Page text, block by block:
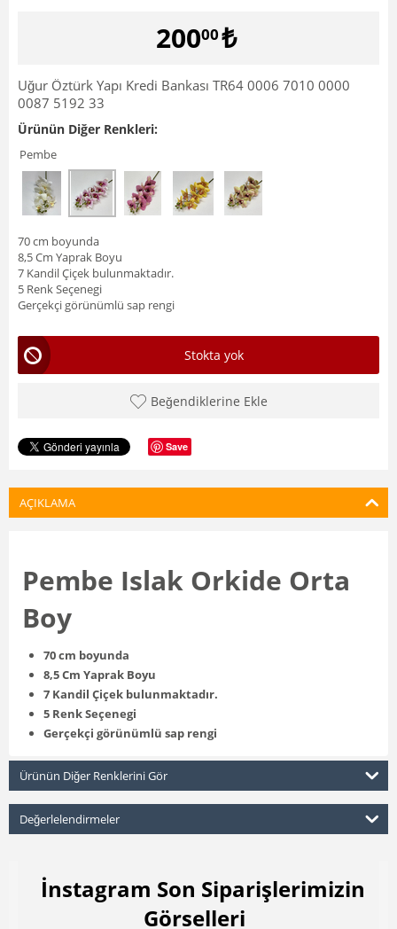
20000₺
Uğur Öztürk Yapı Kredi Bankası TR64 0006 7010 0000
0087 5192 33
Ürünün Diğer Renkleri:
Pembe
70 cm boyunda
8,5 Cm Yaprak Boyu
7 Kandil Çiçek bulunmaktadır.
5 Renk Seçenegi
Gerçekçi görünümlü sap rengi
Stokta yok
Beğendiklerine Ekle
Save
AÇIKLAMA
Pembe Islak Orkide Orta
Boy
70 cm boyunda
8,5 Cm Yaprak Boyu
7 Kandil Çiçek bulunmaktadır.
5 Renk Seçenegi
Gerçekçi görünümlü sap rengi
Ürünün Diğer Renklerini Gör
Değerlelendirmeler
İnstagram Son Siparişlerimizin
Görselleri